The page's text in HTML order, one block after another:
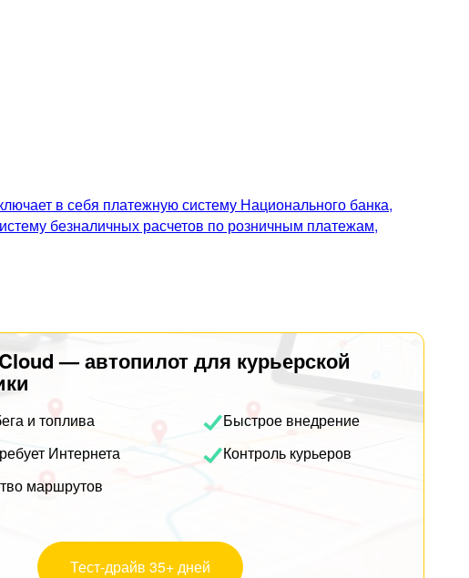
в себя платежную систему Национального банка,
безналичных расчетов по розничным платежам,
— автопилот для курьерской
и топлива
Быстрое внедрение
Интернета
Контроль курьеров
маршрутов
Тест-драйв 35+ дней